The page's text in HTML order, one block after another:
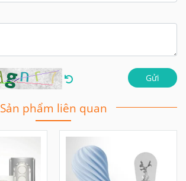
Gửi
Sản phẩm liên quan